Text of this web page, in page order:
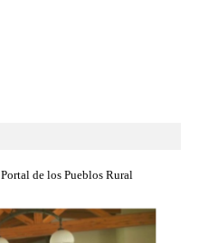
Portal de los Pueblos Rural